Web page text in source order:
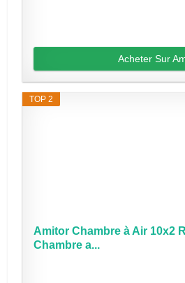
Acheter Sur
TOP 2
Amitor Chambre à Air 10x2
Chambre a...